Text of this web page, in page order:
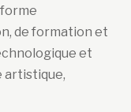
de formation et
et
artistique,